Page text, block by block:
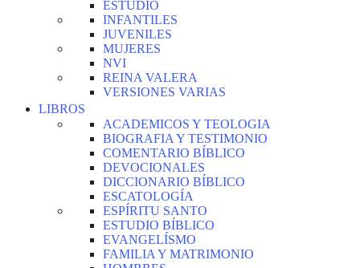
ESTUDIO
INFANTILES
JUVENILES
MUJERES
NVI
REINA VALERA
VERSIONES VARIAS
LIBROS
ACADEMICOS Y TEOLOGIA
BIOGRAFIA Y TESTIMONIO
COMENTARIO BÍBLICO
DEVOCIONALES
DICCIONARIO BÍBLICO
ESCATOLOGÍA
ESPÍRITU SANTO
ESTUDIO BÍBLICO
EVANGELÍSMO
FAMILIA Y MATRIMONIO